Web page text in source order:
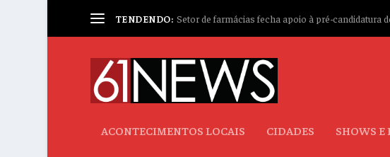
TENDENDO: Setor de farmácias fecha apoio à pré-candidatura
ACONTECIMENTOS LOCAIS CIDADES SHOWS E